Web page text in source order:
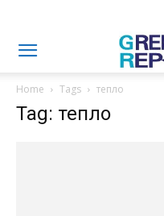
Home Tags тепло
Tag: тепло